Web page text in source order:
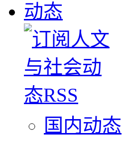
动态
国内动态